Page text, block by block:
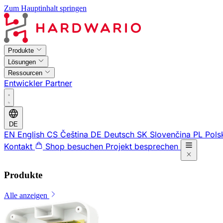
Zum Hauptinhalt springen
Produkte
Lösungen
Ressourcen
Entwickler Partner
DE
EN English CS Čeština DE Deutsch SK Slovenčina PL
Kontakt
Shop besuchen Projekt besprechen
Produkte
Alle anzeigen